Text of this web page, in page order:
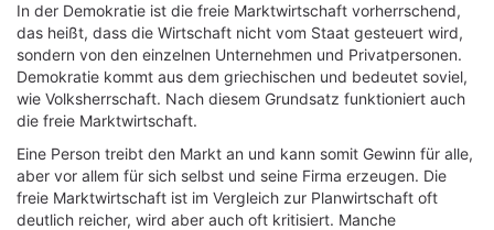
In der Demokratie ist die freie Marktwirtschaft vorherrschend,
das heißt, dass die Wirtschaft nicht vom Staat gesteuert wird,
sondern von den einzelnen Unternehmen und Privatpersonen.
Demokratie kommt aus dem griechischen und bedeutet soviel,
wie Volksherrschaft. Nach diesem Grundsatz funktioniert auch
die freie Marktwirtschaft.
Eine Person treibt den Markt an und kann somit Gewinn für alle,
aber vor allem für sich selbst und seine Firma erzeugen. Die
freie Marktwirtschaft ist im Vergleich zur Planwirtschaft oft
deutlich reicher, wird aber auch oft kritisiert. Manche